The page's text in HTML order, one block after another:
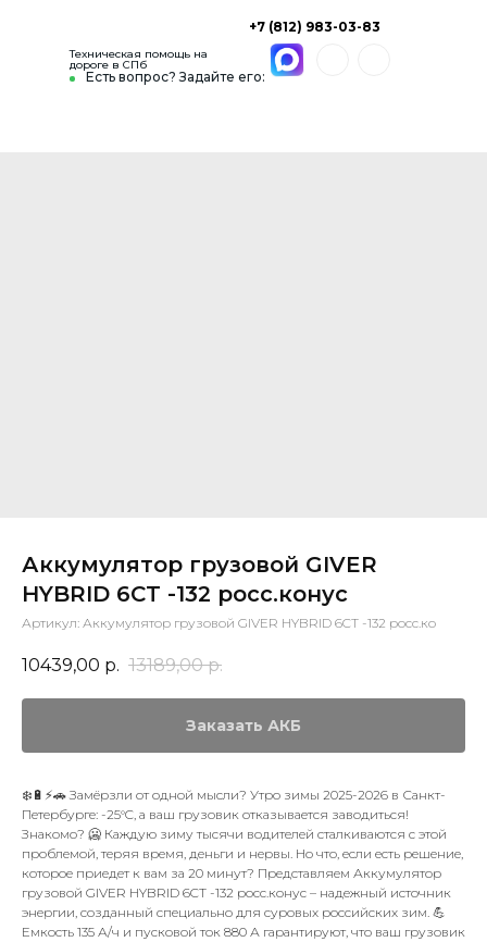
Есть вопрос? Задайте его:
+7 (812) 983-03-83
Техническая помощь на
дороге в СПб
Аккумулятор грузовой GIVER
HYBRID 6CT -132 росс.конус
Артикул: Аккумулятор грузовой GIVER HYBRID 6CT -132 росс.ко
10439,00 р. 13189,00 р.
Заказать АКБ
❄️🔋⚡🚗 Замёрзли от одной мысли? Утро зимы 2025-2026 в Санкт-
Петербурге: -25°C, а ваш грузовик отказывается заводиться!
Знакомо? 🥶 Каждую зиму тысячи водителей сталкиваются с этой
проблемой, теряя время, деньги и нервы. Но что, если есть решение,
которое приедет к вам за 20 минут? Представляем Аккумулятор
грузовой GIVER HYBRID 6CT -132 росс.конус – надежный источник
энергии, созданный специально для суровых российских зим. 💪
Емкость 135 А/ч и пусковой ток 880 А гарантируют, что ваш грузовик